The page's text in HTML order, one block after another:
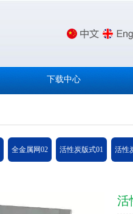
下载中心
全金属网02 活性炭版式01 活性
活